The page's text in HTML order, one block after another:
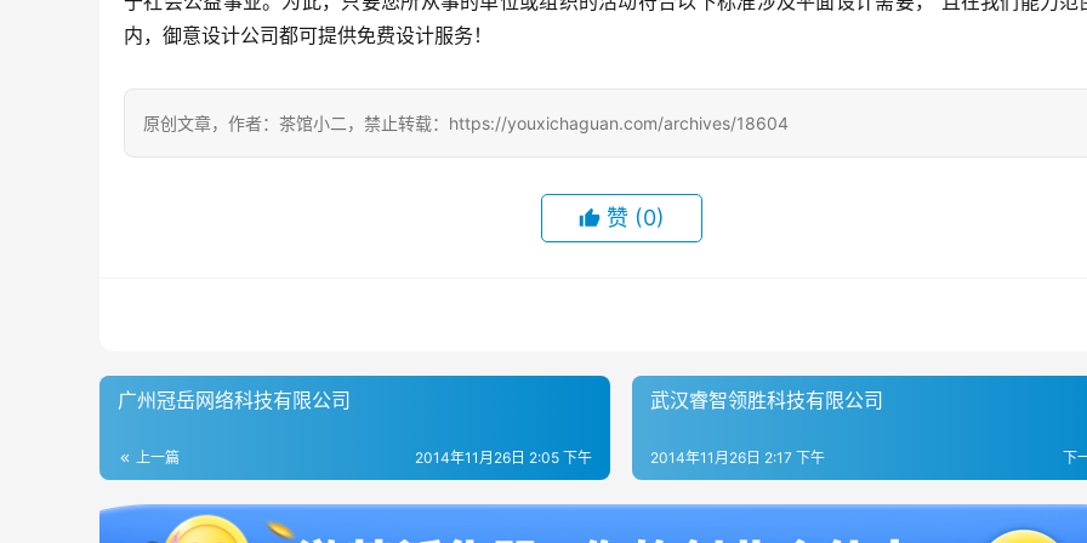
内，御意设计公司都可提供免费设计服务！
原创文章，作者：茶馆小二，禁止转载：https://youxichaguan.com/archives/18604
赞 (0)
广州冠岳网络科技有限公司
上一篇 2014年11月26日 2:05 下午
武汉睿智领胜科技有限公司
下
2014年11月26日 2:17 下午